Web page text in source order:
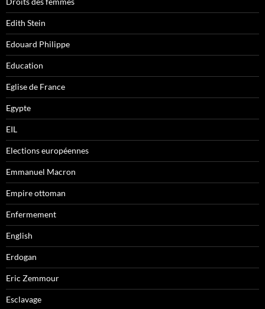
Edith Stein
Edouard Philippe
Education
Eglise de France
Egypte
EIL
Elections européennes
Emmanuel Macron
Empire ottoman
Enfermement
English
Erdogan
Eric Zemmour
Esclavage